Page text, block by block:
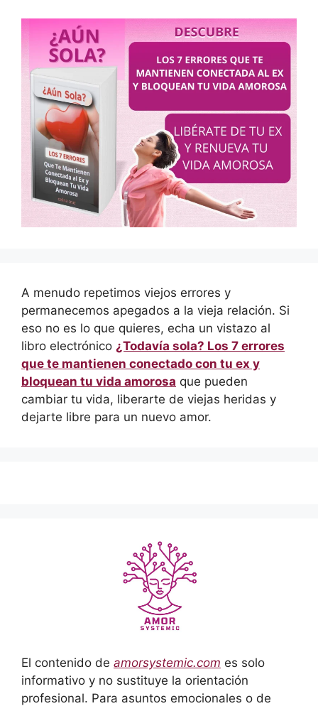
A menudo repetimos viejos errores y
permanecemos apegados a la vieja relación. Si
eso no es lo que quieres, echa un vistazo al
libro electrónico ¿Todavía sola? Los 7 errores
que te mantienen conectado con tu ex y
bloquean tu vida amorosa que pueden
cambiar tu vida, liberarte de viejas heridas y
dejarte libre para un nuevo amor.
El contenido de amorsystemic.com es solo
informativo y no sustituye la orientación
profesional. Para asuntos emocionales o de